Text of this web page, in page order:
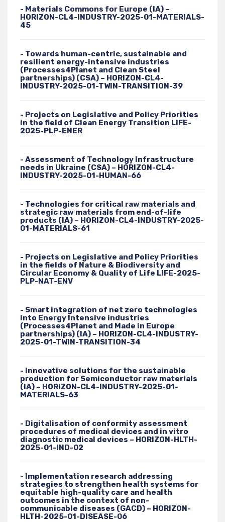
- Materials Commons for Europe (IA) –
HORIZON-CL4-INDUSTRY-2025-01-MATERIALS-
45
- Towards human-centric, sustainable and
resilient energy-intensive industries
(Processes4Planet and Clean Steel
partnerships) (CSA) – HORIZON-CL4-
INDUSTRY-2025-01-TWIN-TRANSITION-39
- Projects on Legislative and Policy Priorities
in the field of Clean Energy Transition LIFE-
2025-PLP-ENER
- Assessment of Technology Infrastructure
needs in Ukraine (CSA) – HORIZON-CL4-
INDUSTRY-2025-01-HUMAN-66
- Technologies for critical raw materials and
strategic raw materials from end-of-life
products (IA) – HORIZON-CL4-INDUSTRY-2025-
01-MATERIALS-61
- Projects on Legislative and Policy Priorities
in the fields of Nature & Biodiversity and
Circular Economy & Quality of Life LIFE-2025-
PLP-NAT-ENV
- Smart integration of net zero technologies
into Energy Intensive industries
(Processes4Planet and Made in Europe
partnerships) (IA) – HORIZON-CL4-INDUSTRY-
2025-01-TWIN-TRANSITION-34
- Innovative solutions for the sustainable
production for Semiconductor raw materials
(IA) – HORIZON-CL4-INDUSTRY-2025-01-
MATERIALS-63
- Digitalisation of conformity assessment
procedures of medical devices and in vitro
diagnostic medical devices – HORIZON-HLTH-
2025-01-IND-02
- Implementation research addressing
strategies to strengthen health systems for
equitable high-quality care and health
outcomes in the context of non-
communicable diseases (GACD) – HORIZON-
HLTH-2025-01-DISEASE-06